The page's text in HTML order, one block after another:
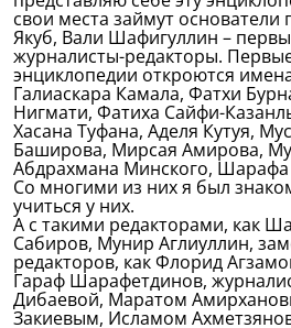
свои места займут основатели
Якуб, Вали Шафигуллин –
журналисты-редакторы.
энциклопедии откроются
Галиаскара Камала, Фатхи
Нигмати, Фатиха Сайфи-
Хасана Туфана, Аделя Кутуя,
Баширова, Мирсая Амирова,
Абдрахмана Минского, Шарафа
Со многими из них я был
учиться у них.
А с такими редакторами, как
Сабиров, Мунир Аглиуллин,
редакторов, как Флорид
Гараф Шарафетдинов,
Дибаевой, Маратом
Закиевым, Исламом